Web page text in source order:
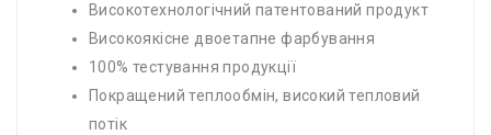
Високотехнологічний патентований продукт
Високоякісне двоетапне фарбування
100% тестування продукції
Покращений теплообмін, високий тепловий
потік